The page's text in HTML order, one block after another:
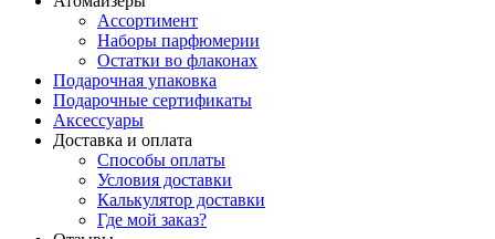
Ассортимент
Наборы парфюмерии
Остатки во флаконах
Подарочная упаковка
Подарочные сертификаты
Аксессуары
Доставка и оплата
Способы оплаты
Условия доставки
Калькулятор доставки
Где мой заказ?